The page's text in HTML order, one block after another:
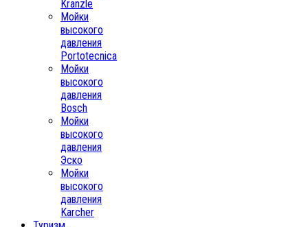
Kranzle
Мойки
высокого
давления
Portotecnica
Мойки
высокого
давления
Bosch
Мойки
высокого
давления
Эско
Мойки
высокого
давления
Karcher